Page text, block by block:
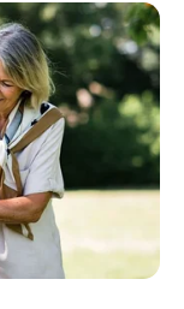
ปัง ตังค์เยอะ